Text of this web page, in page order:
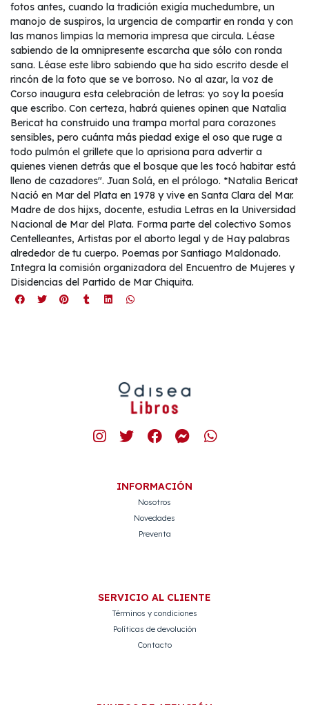
fotos antes, cuando la tradición exigía muchedumbre, un
manojo de suspiros, la urgencia de compartir en ronda y con
las manos limpias la memoria impresa que circula. Léase
sabiendo de la omnipresente escarcha que sólo con ronda
sana. Léase este libro sabiendo que ha sido escrito desde el
rincón de la foto que se ve borroso. No al azar, la voz de
Corso inaugura esta celebración de letras: yo soy la poesía
que escribo. Con certeza, habrá quienes opinen que Natalia
Bericat ha construido una trampa mortal para corazones
sensibles, pero cuánta más piedad exige el oso que ruge a
todo pulmón el grillete que lo aprisiona para advertir a
quienes vienen detrás que el bosque que les tocó habitar está
lleno de cazadores". Juan Solá, en el prólogo. *Natalia Bericat
Nació en Mar del Plata en 1978 y vive en Santa Clara del Mar.
Madre de dos hijxs, docente, estudia Letras en la Universidad
Nacional de Mar del Plata. Forma parte del colectivo Somos
Centelleantes, Artistas por el aborto legal y de Hay palabras
alrededor de tu cuerpo. Poemas por Santiago Maldonado.
Integra la comisión organizadora del Encuentro de Mujeres y
Disidencias del Partido de Mar Chiquita.
INFORMACIÓN
Nosotros
Novedades
Preventa
SERVICIO AL CLIENTE
Términos y condiciones
Políticas de devolución
Contacto